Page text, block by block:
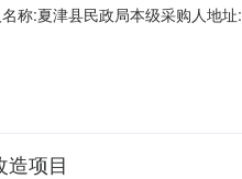
称:夏津县民政局本级采购人地
造项目